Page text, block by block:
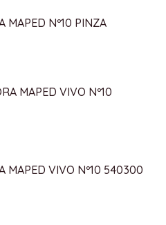
MAPED Nº10 PINZA
MAPED VIVO Nº10 540300